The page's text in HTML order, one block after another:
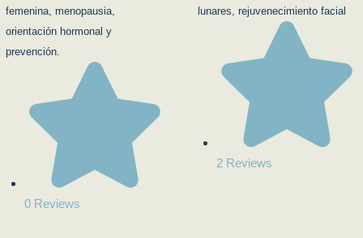
femenina, menopausia,
orientación hormonal y
prevención.
0 Reviews
lunares, rejuvenecimiento facial
2 Reviews